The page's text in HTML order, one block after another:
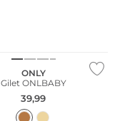
ONLY
Gilet ONLBABY
39,99